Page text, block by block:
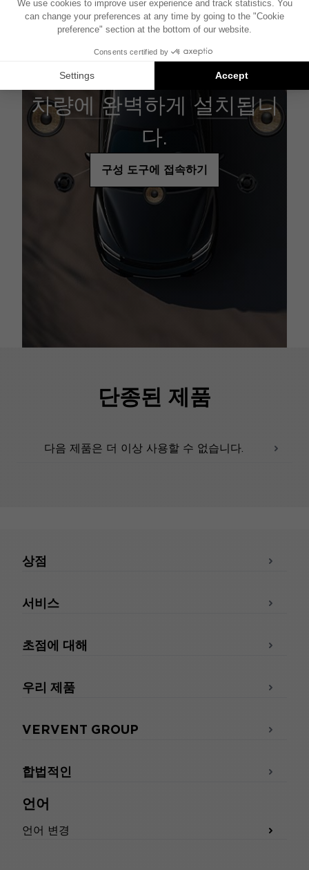
차량에 완벽하게 설치됩니
다.
구성 도구에 접속하기
단종된 제품
다음 제품은 더 이상 사용할 수 없습니다.
언어
언어 변경
상점
서비스
초점에 대해
우리 제품
VERVENT GROUP
합법적인